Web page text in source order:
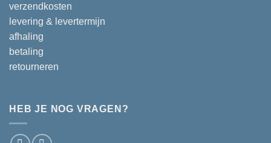
verzendkosten
levering & levertermijn
afhaling
betaling
retourneren
HEB JE NOG VRAGEN?